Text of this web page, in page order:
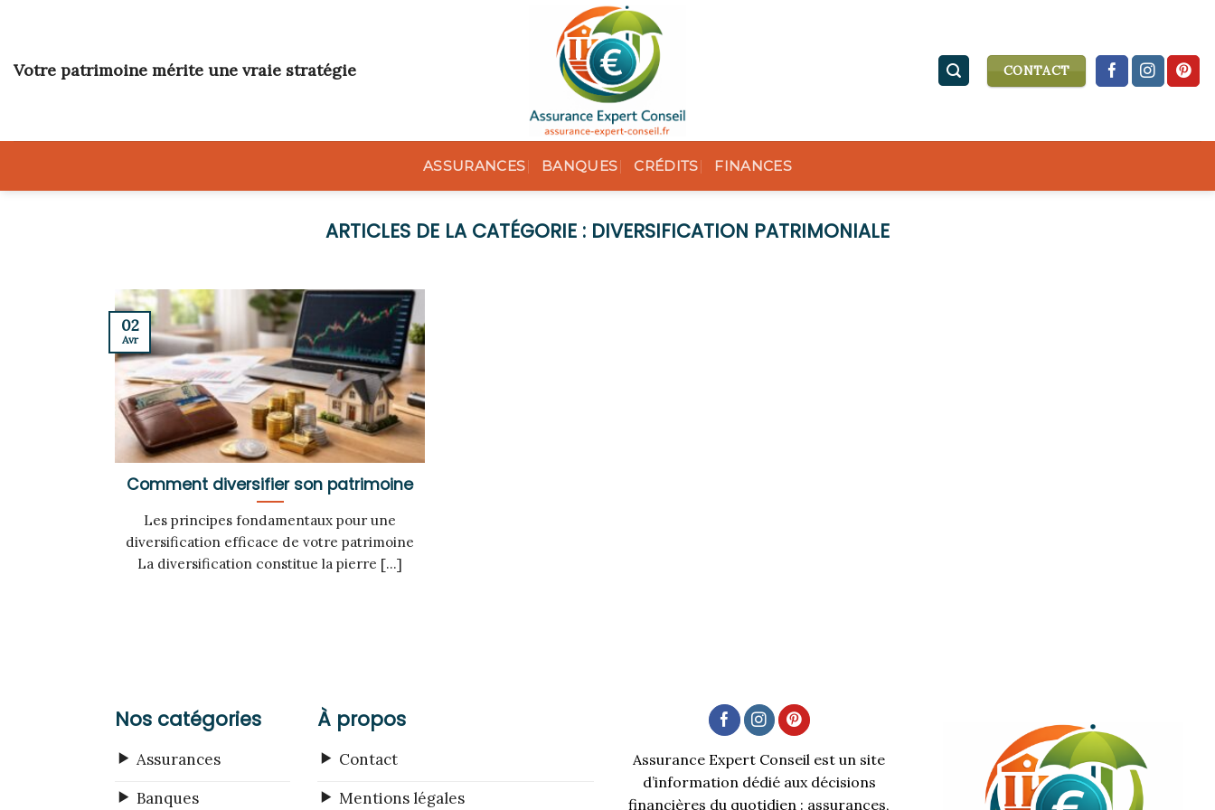
content
Votre patrimoine mérite une vraie stratégie CONTACT
ASSURANCES BANQUES CRÉDITS FINANCES
DIVERSIFICATION PATRIMONIALE
Comment diversifier son patrimoine
Les principes fondamentaux pour une
diversification efficace de votre patrimoine
La diversification constitue la pierre [...]
02
Avr
Nos catégories
Assurances
Banques
À propos
Contact
Mentions légales
Assurance Expert Conseil est un site
d’information dédié aux décisions
financières du quotidien : assurances,